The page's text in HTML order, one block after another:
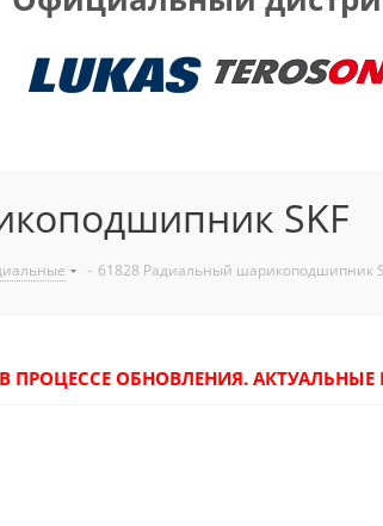
SKF
- 61828 Радиальный шарикоподшипник
ПРОЦЕССЕ ОБНОВЛЕНИЯ.